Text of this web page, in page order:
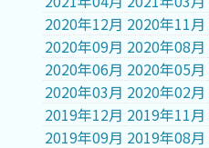
2020年12月 2020年11月
2020年09月 2020年08月
2020年06月 2020年05月
2020年03月 2020年02月
2019年12月 2019年11月
2019年09月 2019年08月